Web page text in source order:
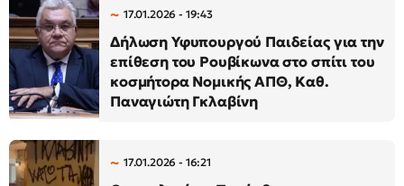
17.01.2026 - 19:43
Δήλωση Υφυπουργού Παιδείας για την
επίθεση του Ρουβίκωνα στο σπίτι του
κοσμήτορα Νομικής ΑΠΘ, Καθ.
Παναγιώτη Γκλαβίνη
17.01.2026 - 16:21